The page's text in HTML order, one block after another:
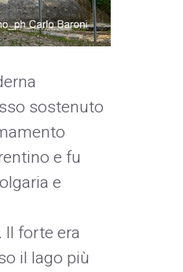
sostenuto
e fu
e
Il forte era
il lago più